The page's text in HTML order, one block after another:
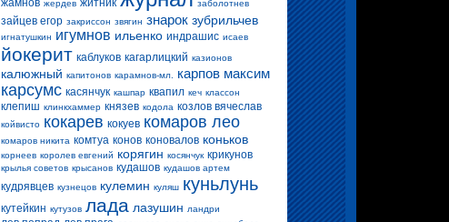
жамнов жердев житник заболотнев
зайцев егор закриссон звягин знарок зубрильчев
игнатушкин игумнов ильенко индрашис исаев
йокерит каблуков кагарлицкий казионов
калюжный капитонов карамнов-мл. карпов максим
карсумс касянчук кашпар квапил кеч классон
клепиш клинкхаммер князев кодола козлов вячеслав
койвисто кокарев кокуев комаров лео
комаров никита комтуа конов коновалов коньков
корнеев королев евгений корягин косянчук крикунов
крылья советов крысанов кудашов кудашов артем
кудрявцев кузнецов кулемин куляш куньлунь
кутейкин кутузов лада лазушин ландри